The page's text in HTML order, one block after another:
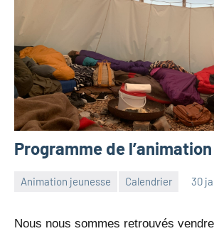
Programme de
Animation jeunesse Calendrier 30
Nous nous sommes retrouvés